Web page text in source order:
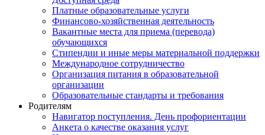
Платные образовательные услуги
Финансово-хозяйственная деятельность
Вакантные места для приема (перевода)
обучающихся
Стипендии и иные меры материальной поддержки
Международное сотрудничество
Организация питания в образовательной
организации
Образовательные стандарты и требования
Родителям
Навигатор поступления. День профориентации
Анкета о качестве оказания услуг